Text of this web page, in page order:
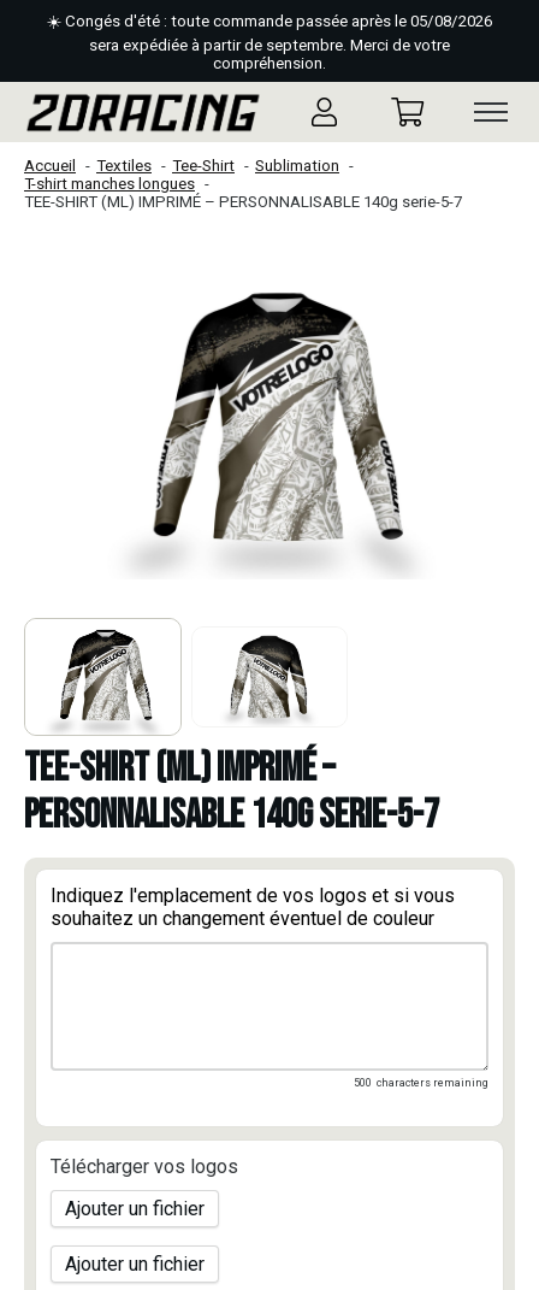
☀️ Congés d'été : toute commande passée après le 05/08/2026
sera expédiée à partir de septembre. Merci de votre
compréhension.
Accueil Textiles Tee-Shirt
Sublimation
T-shirt manches longues
TEE-SHIRT (ML) IMPRIMÉ – PERSONNALISABLE 140g serie-5-7
TEE-SHIRT (ML) IMPRIMÉ –
PERSONNALISABLE 140g serie-5-7
Indiquez l'emplacement de vos logos et si vous
souhaitez un changement éventuel de couleur
500 characters remaining
Télécharger vos logos
Ajouter un fichier
Ajouter un fichier